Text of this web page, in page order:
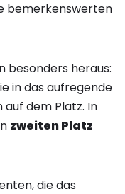
bemerkenswerten
besonders heraus:
in das aufregende
dem Platz. In
zweiten Platz
die das